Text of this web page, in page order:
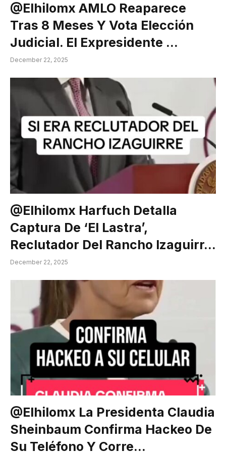
@elhilomx AMLO Reaparece
Tras 8 Meses Y Vota Elección
Judicial. El Expresidente …
December 22, 2025
@elhilomx Harfuch Detalla
Captura De ‘El Lastra’,
Reclutador Del Rancho Izaguirr…
December 22, 2025
@elhilomx La Presidenta Claudia
Sheinbaum Confirma Hackeo De
Su Teléfono Y Corre…